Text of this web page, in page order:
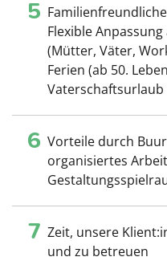
5
Flexible
(Mütter, Väter,
Ferien (ab 50.
Vaterschaftsurlaub
6 Vorteile durch
organisiertes
7 Zeit, unsere
und zu betreuen